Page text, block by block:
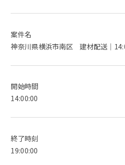
案件名
神奈川県横浜市南区 建材配送｜
開始時間
14:00:00
終了時刻
19:00:00